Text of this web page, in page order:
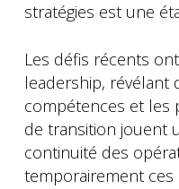
stratégies est une
Les défis récents
leadership, révélant
compétences et les
de transition jouent
continuité des
temporairement ces